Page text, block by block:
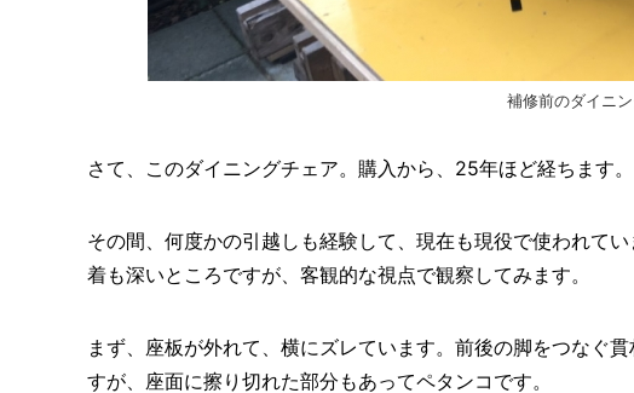
補修前のダイニ
さて、このダイニングチェア。購入から、25年ほど経ちます。
その間、何度かの引越しも経験して、現在も現役で使われて
着も深いところですが、客観的な視点で観察してみます。
まず、座板が外れて、横にズレています。前後の脚をつなぐ
すが、座面に擦り切れた部分もあってペタンコです。